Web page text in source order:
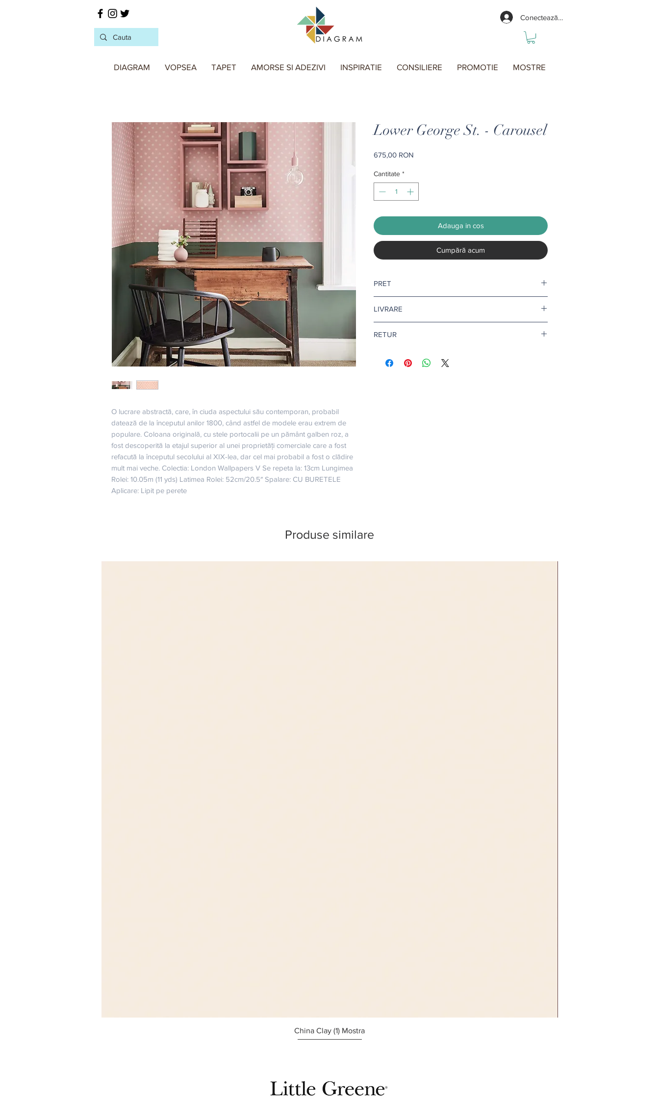
Conectează-te
DIAGRAM VOPSEA TAPET AMORSE SI ADEZIVI INSPIRATIE CONSILIERE PROMOTIE MOSTRE
O lucrare abstractă, care, în ciuda aspectului său contemporan, probabil
datează de la începutul anilor 1800, când astfel de modele erau extrem de
populare. Coloana originală, cu stele portocalii pe un pământ galben roz, a
fost descoperită la etajul superior al unei proprietăți comerciale care a fost
refacută la începutul secolului al XIX-lea, dar cel mai probabil a fost o clădire
mult mai veche. Colectia: London Wallpapers V Se repeta la: 13cm Lungimea
Rolei: 10.05m (11 yds) Latimea Rolei: 52cm/20.5″ Spalare: CU BURETELE
Aplicare: Lipit pe perete
Lower George St. - Carousel
675,00 RON
Cantitate *
Adauga in cos
Cumpără acum
PRET
LIVRARE
Pentru tapet si adeziv tapet, termenul de livrare este de
Citeste mai multeaici
RETUR
Afla mai multe
aici
Produse similare
Afișare rapidă
China Clay (1) Mostra